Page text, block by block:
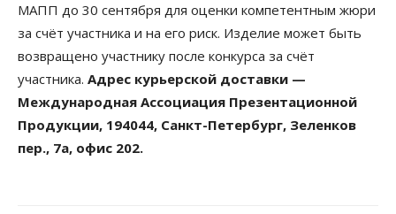
МАПП до 30 сентября для оценки компетентным жюри
за счёт участника и на его риск. Изделие может быть
возвращено участнику после конкурса за счёт
участника. Адрес курьерской доставки —
Международная Ассоциация Презентационной
Продукции, 194044, Санкт-Петербург, Зеленков
пер., 7а, офис 202.